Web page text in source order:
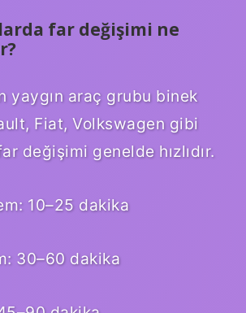
far değişimi ne
yaygın araç grubu binek
Fiat, Volkswagen gibi
değişimi genelde hızlıdır.
10–25 dakika
30–60 dakika